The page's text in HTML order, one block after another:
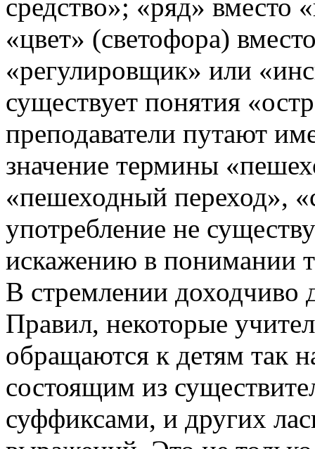
средство»; «ряд» вместо
«цвет» (светофора)
«регулировщик» или
существует понятия
преподаватели путают
значение термины
«пешеходный переход»,
употребление не
искажению в понимании
В стремлении доходчиво
Правил, некоторые
обращаются к детям так
состоящим из
суффиксами, и других